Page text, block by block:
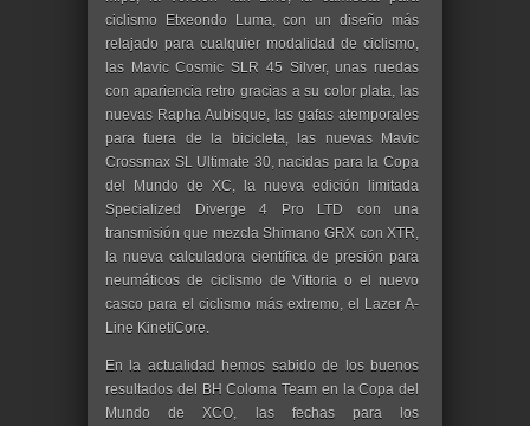
ciclismo Etxeondo Luma, con un diseño más
relajado para cualquier modalidad de ciclismo,
las Mavic Cosmic SLR 45 Silver, unas ruedas
con apariencia retro gracias a su color plata, las
nuevas Rapha Aubisque, las gafas atemporales
para fuera de la bicicleta, las nuevas Mavic
Crossmax SL Ultimate 30, nacidas para la Copa
del Mundo de XC, la nueva edición limitada
Specialized Diverge 4 Pro LTD con una
transmisión que mezcla Shimano GRX con XTR,
la nueva calculadora científica de presión para
neumáticos de ciclismo de Vittoria o el nuevo
casco para el ciclismo más extremo, el Lazer A-
Line KinetiCore.
En la actualidad hemos sabido de los buenos
resultados del BH Coloma Team en la Copa del
Mundo de XCO, las fechas para los